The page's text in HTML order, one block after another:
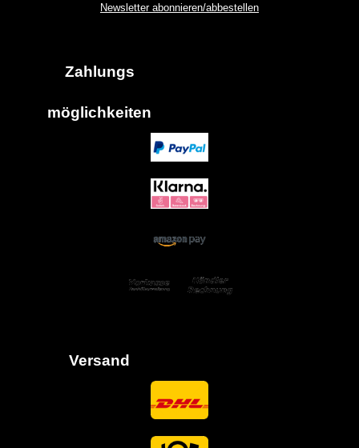
Newsletter abonnieren/abbestellen
Zahlungs
möglich keiten
Versand